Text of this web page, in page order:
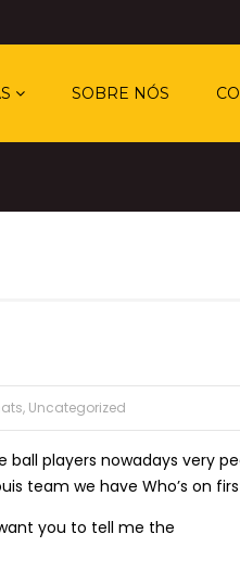
SOBRE NÓS
, Uncategorized
players nowadays very
team we have Who’s on
you to tell me the